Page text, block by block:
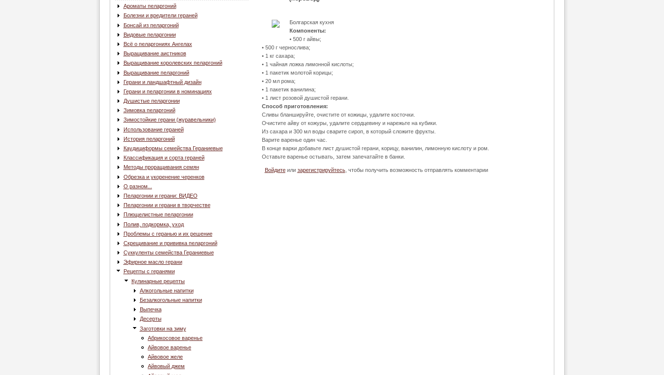
Ароматы пеларгоний
Болезни и вредители гераней
Бонсай из пеларгоний
Видовые пеларгонии
Всё о пеларгониях Ангелах
Выращивание аистников
Выращивание королевских пеларгоний
Выращивание пеларгоний
Герани и ландшафтный дизайн
Герани и пеларгонии в номинациях
Душистые пеларгонии
Зимовка пеларгоний
Зимостойкие герани (журавельники)
Использование гераней
История пеларгоний
Каудициформы семейства Гераниевые
Классификация и сорта гераней
Методы проращивания семян
Обрезка и укоренение черенков
О разном...
Пеларгонии и герани: ВИДЕО
Пеларгонии и герани в творчестве
Плющелистные пеларгонии
Полив, подкормка, уход
Проблемы с геранью и их решение
Скрещивание и прививка пеларгоний
Суккуленты семейства Гераниевые
Эфирное масло герани
Рецепты с геранями
Кулинарные рецепты
Алкогольные напитки
Безалкогольные напитки
Выпечка
Десерты
Заготовки на зиму
Абрикосовое варенье
Айвовое варенье
Айвовое желе
Айвовый джем
Болгарская кухня
Компоненты:
• 500 г айвы;
• 500 г чернослива;
• 1 кг сахара;
• 1 чайная ложка лимонной кислоты;
• 1 пакетик молотой корицы;
• 20 мл рома;
• 1 пакетик ванилина;
• 1 лист розовой душистой герани.
Способ приготовления:
Сливы бланшируйте, очистите от кожицы, удалите косточки.
Очистите айву от кожуры, удалите сердцевину и нарежьте на кубики.
Из сахара и 300 мл воды сварите сироп, в который сложите фрукты.
Варите варенье один час.
В конце варки добавьте лист душистой герани, корицу, ванилин, лимонную кислоту и ром.
Оставьте варенье остывать, затем запечатайте в банки.
Войдитеили зарегистрируйтесь, чтобы получить возможность отправлять комментарии